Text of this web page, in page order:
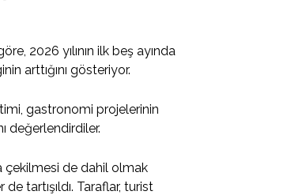
2026 yılının ilk beş ayında
arttığını gösteriyor.
gastronomi projelerinin
değerlendirdiler.
çekilmesi de dahil olmak
tartışıldı. Taraflar, turist